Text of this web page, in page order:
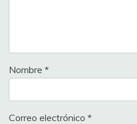
Nombre *
Correo electrónico *